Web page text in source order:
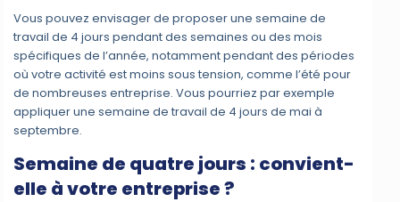
Vous pouvez envisager de proposer une semaine de
travail de 4 jours pendant des semaines ou des mois
spécifiques de l’année, notamment pendant des périodes
où votre activité est moins sous tension, comme l’été pour
de nombreuses entreprise. Vous pourriez par exemple
appliquer une semaine de travail de 4 jours de mai à
septembre.
Semaine de quatre jours : convient-
elle à votre entreprise ?